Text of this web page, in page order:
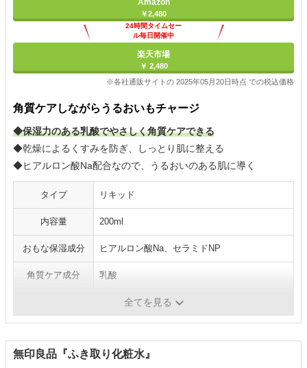
Amazon
￥2,480
24時間タイムセー
ル毎日開催中
楽天市場
￥ 2,480
※各社通販サイトの 2025年05月20日時点 での税込価格
角質ケアしながらうるおいもチャージ
◆保湿力のある乳酸でやさしく角質ケアできる
◆乾燥によるくすみを防ぎ、しっとり肌に整える
◆ヒアルロン酸Na配合なので、うるおいのある肌に導く
タイプ リキッド
内容量 200ml
おもな保湿成分 ヒアルロン酸Na、セラミドNP
角質ケア成分 乳酸
全てを見る
無印良品『ふき取り化粧水』